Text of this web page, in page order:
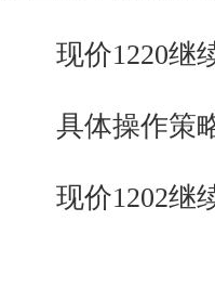
现价1220继续
具体操作策略
现价1202继续